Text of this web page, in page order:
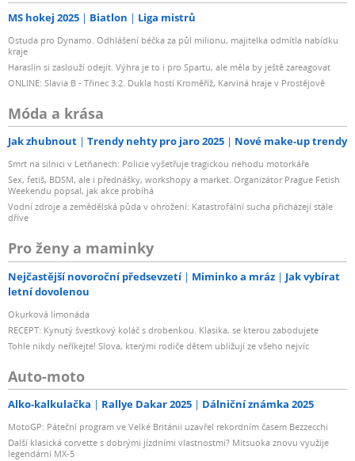
MS hokej 2025 Biatlon Liga mistrů
Ostuda pro Dynamo. Odhlášení béčka za půl milionu, majitelka odmítla nabídku
kraje
Haraslín si zaslouží odejít. Výhra je to i pro Spartu, ale měla by ještě zareagovat
ONLINE: Slavia B - Třinec 3:2. Dukla hostí Kroměříž, Karviná hraje v Prostějově
Móda a krása
Jak zhubnout Trendy nehty pro jaro 2025 Nové make-up trendy
Smrt na silnici v Letňanech: Policie vyšetřuje tragickou nehodu motorkáře
Sex, fetiš, BDSM, ale i přednášky, workshopy a market. Organizátor Prague Fetish
Weekendu popsal, jak akce probíhá
Vodní zdroje a zemědělská půda v ohrožení: Katastrofální sucha přicházejí stále
dříve
Pro ženy a maminky
Nejčastější novoroční předsevzetí Miminko a mráz
Jak vybírat
letní dovolenou
Okurková limonáda
RECEPT: Kynutý švestkový koláč s drobenkou. Klasika, se kterou zabodujete
Tohle nikdy neříkejte! Slova, kterými rodiče dětem ubližují ze všeho nejvíc
Auto-moto
Alko-kalkulačka Rallye Dakar 2025 Dálniční známka 2025
MotoGP: Páteční program ve Velké Británii uzavřel rekordním časem Bezzecchi
Další klasická corvette s dobrými jízdními vlastnostmi? Mitsuoka znovu využije
legendární MX-5